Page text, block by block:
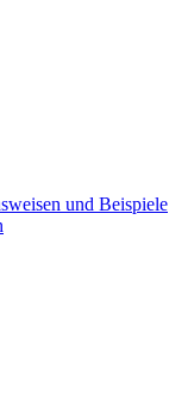
und Beispiele